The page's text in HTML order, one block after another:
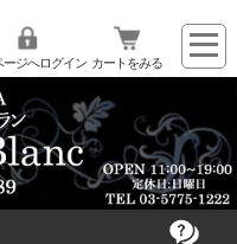
ージへログイン カートをみる